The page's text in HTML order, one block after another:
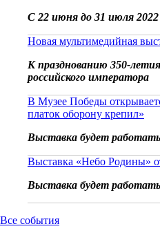
С 22 июня до 31 июля 2022
Новая мультимедийная
К празднованию 350-
российского императора
В Музее Победы
платок оборону крепил»
Выставка будет
Выставка «Небо Родины»
Выставка будет
Все события